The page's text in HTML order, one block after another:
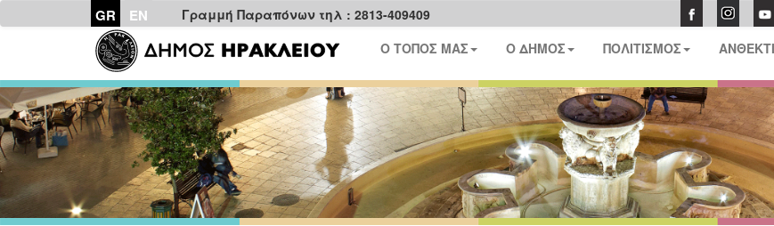
GR EN Γραμμή Παραπόνων τηλ : 2813-409409
Ο ΤΟΠΟΣ ΜΑΣ Ο ΔΗΜΟΣ ΠΟΛΙΤΙΣΜΟΣ